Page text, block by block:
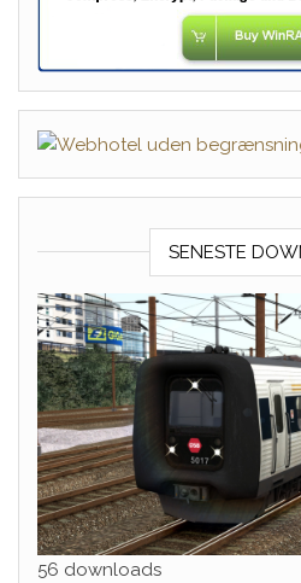
SENESTE
56 downloads